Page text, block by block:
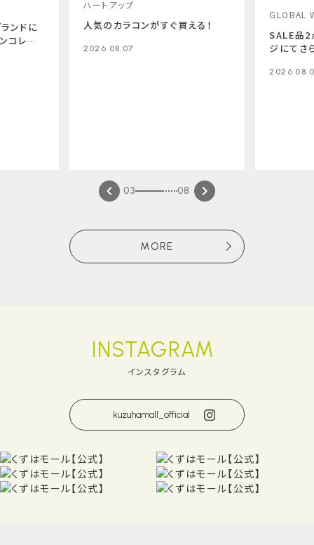
ンドに
コレク
ハートアップ
人気のカラコンがすぐ買える！
2026.08.07
GLOBAL
SALE品2
ジにてさ
03 08
MORE
INSTAGRAM
インスタグラム
kuzuhamall_official